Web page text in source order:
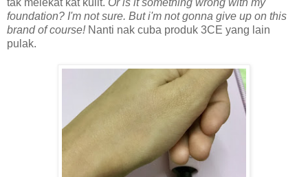
foundation? I'm not sure. But i'm not gonna give up on this
brand of course!Nanti nak cuba produk 3CE yang lain
pulak.